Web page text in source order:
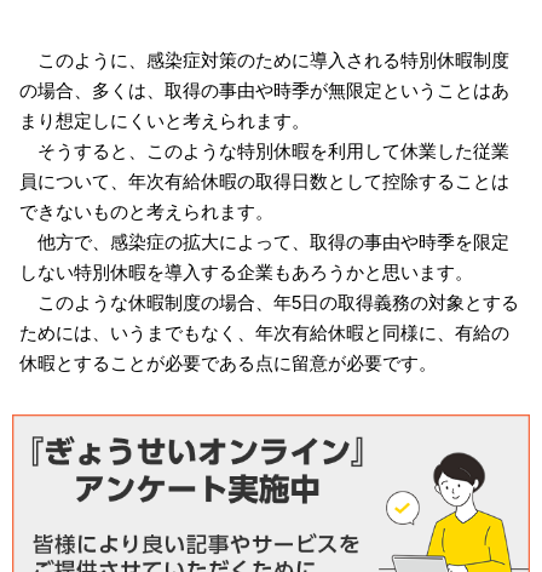
このように、感染症対策のために導入される特別休暇制度
の場合、多くは、取得の事由や時季が無限定ということはあ
まり想定しにくいと考えられます。
そうすると、このような特別休暇を利用して休業した従業
員について、年次有給休暇の取得日数として控除することは
できないものと考えられます。
他方で、感染症の拡大によって、取得の事由や時季を限定
しない特別休暇を導入する企業もあろうかと思います。
このような休暇制度の場合、年5日の取得義務の対象とする
ためには、いうまでもなく、年次有給休暇と同様に、有給の
休暇とすることが必要である点に留意が必要です。